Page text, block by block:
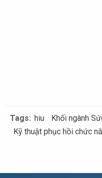
Tags: hiu
Khối ngành
Kỹ thuật phục hồi chức